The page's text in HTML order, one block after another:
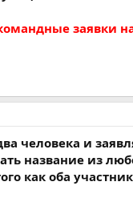
заявки
человека и
название из
как оба